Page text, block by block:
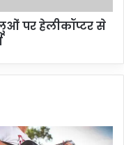
पर हेलीकॉप्टर से